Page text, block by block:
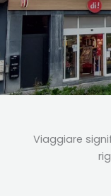
Viaggiare